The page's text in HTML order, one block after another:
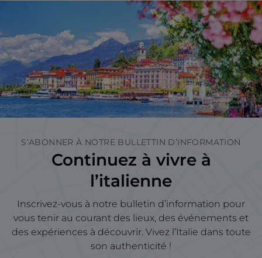
S’ABONNER À NOTRE BULLETTIN D’INFORMATION
Continuez à vivre à
l’italienne
Inscrivez-vous à notre bulletin d’information pour
vous tenir au courant des lieux, des événements et
des expériences à découvrir. Vivez l’Italie dans toute
son authenticité !